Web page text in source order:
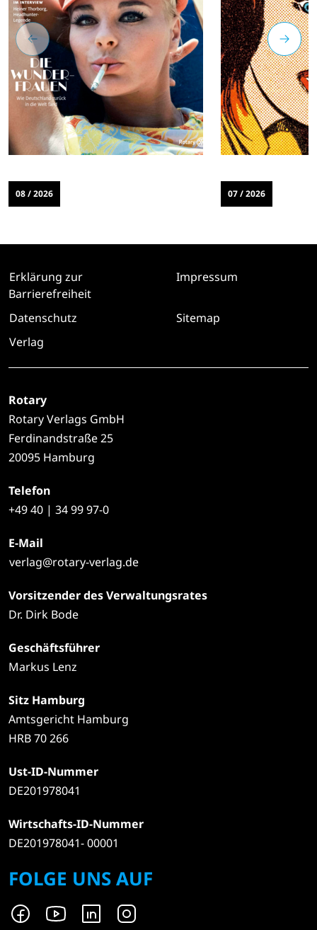
08 / 2026 07 / 2026
Erklärung zur
Barrierefreiheit
Impressum
Datenschutz
Sitemap
Verlag
Rotary
Rotary Verlags GmbH
Ferdinandstraße 25
20095 Hamburg
Telefon
+4940 | 34 99 97-0
E-Mail
verlag@rotary-verlag.de
Vorsitzender des Verwaltungsrates
Dr. Dirk Bode
Geschäftsführer
Markus Lenz
Sitz Hamburg
Amtsgericht Hamburg
HRB 70 266
Ust-ID-Nummer
DE201978041
Wirtschafts-ID-Nummer
DE201978041- 00001
FOLGE UNS AUF